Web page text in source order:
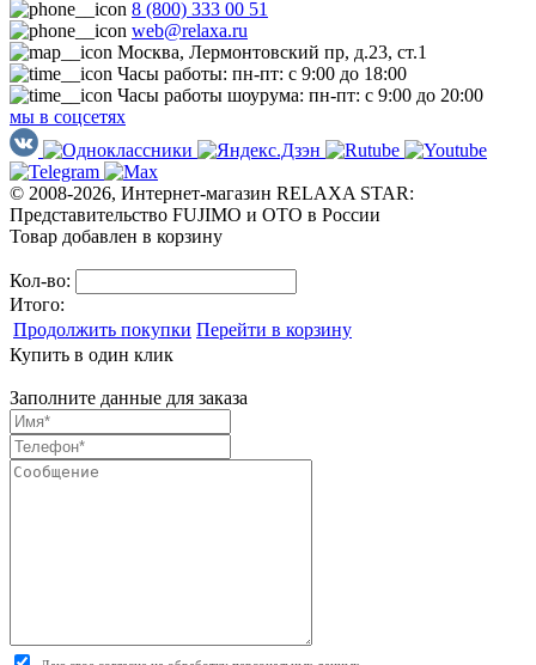
8 (800) 333 00 51
web@relaxa.ru
Москва, Лермонтовский пр, д.23, ст.1
Часы работы: пн-пт: с 9:00 до 18:00
Часы работы шоурума: пн-пт: с 9:00 до 20:00
мы в соцсетях
© 2008-2026, Интернет-магазин RELAXA STAR:
Представительство FUJIMO и OTO в России
Товар добавлен в корзину
Кол-во:
Итого:
Продолжить покупки Перейти в корзину
Купить в один клик
Заполните данные для заказа